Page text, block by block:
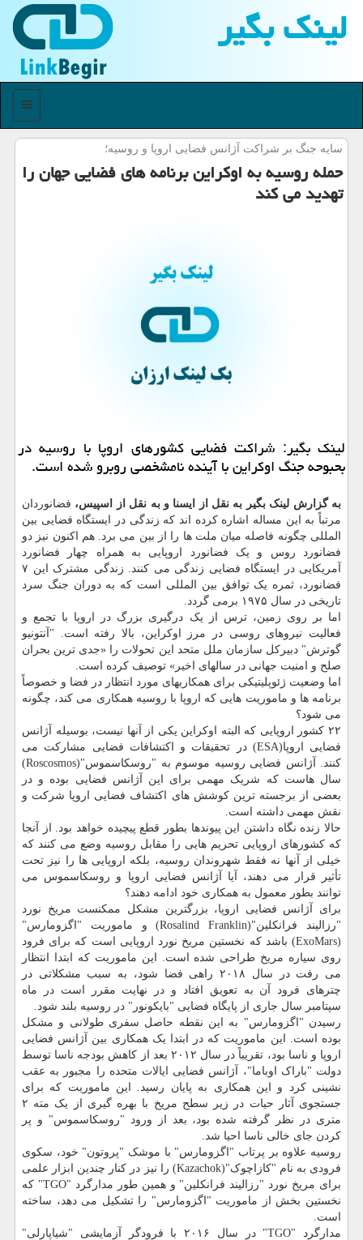
لینك بگیر
منو
سایه جنگ بر شراكت آژانس فضایی اروپا و روسیه؛
حمله روسیه به اوکراین برنامه های فضایی جهان را
تهدید می کند
لینک بگیر: شراکت فضایی کشورهای اروپا با روسیه در
بحبوحه جنگ اوکراین با آینده نامشخصی روبرو شده است.
به گزارش لینک بگیر به نقل از ایسنا و به نقل از اسپیس، فضانوردان
مرتباً به این مساله اشاره کرده اند که زندگی در ایستگاه فضایی بین
المللی چگونه فاصله میان ملت ها را از بین می برد. هم اکنون نیز دو
فضانورد روس و یک فضانورد اروپایی به همراه چهار فضانورد
آمریکایی در ایستگاه فضایی زندگی می کنند. زندگی مشترک این ۷
فضانورد، ثمره یک توافق بین المللی است که به دوران جنگ سرد
تاریخی در سال ۱۹۷۵ برمی گردد.
اما بر روی زمین، ترس از یک درگیری بزرگ در اروپا با تجمع و
فعالیت نیروهای روسی در مرز اوکراین، بالا رفته است. "آنتونیو
گوترش" دبیرکل سازمان ملل متحد این تحولات را «جدی ترین بحران
صلح و امنیت جهانی در سالهای اخیر» توصیف کرده است.
اما وضعیت ژئوپلیتیکی برای همکاریهای مورد انتظار در فضا و خصوصاً
برنامه ها و ماموریت هایی که اروپا با روسیه همکاری می کند، چگونه
می شود؟
۲۲ کشور اروپایی که البته اوکراین یکی از آنها نیست، بوسیله آژانس
فضایی اروپا(ESA) در تحقیقات و اکتشافات فضایی مشارکت می
کنند. آژانس فضایی روسیه موسوم به "روسکاسموس"(Roscosmos)
سال هاست که شریک مهمی برای این آژانس فضایی بوده و در
بعضی از برجسته ترین کوشش های اکتشاف فضایی اروپا شرکت و
نقش مهمی داشته است.
حالا زنده نگاه داشتن این پیوندها بطور قطع پیچیده خواهد بود. از آنجا
که کشورهای اروپایی تحریم هایی را مقابل روسیه وضع می کنند که
خیلی از آنها نه فقط شهروندان روسیه، بلکه اروپایی ها را نیز تحت
تأثیر قرار می دهند، آیا آژانس فضایی اروپا و روسکاسموس می
توانند بطور معمول به همکاری خود ادامه دهند؟
برای آژانس فضایی اروپا، بزرگترین مشکل ممکنست مریخ نورد
"رزالیند فرانکلین"(Rosalind Franklin) و ماموریت "اگزومارس"
(ExoMars) باشد که نخستین مریخ نورد اروپایی است که برای فرود
روی سیاره مریخ طراحی شده است. این ماموریت که ابتدا انتظار
می رفت در سال ۲۰۱۸ راهی فضا شود، به سبب مشکلاتی در
چترهای فرود آن به تعویق افتاد و در نهایت مقرر است در ماه
سپتامبر سال جاری از پایگاه فضایی "بایکونور" در روسیه بلند شود.
رسیدن "اگزومارس" به این نقطه حاصل سفری طولانی و مشکل
بوده است. این ماموریت که در ابتدا یک همکاری بین آژانس فضایی
اروپا و ناسا بود، تقریباً در سال ۲۰۱۲ بعد از کاهش بودجه ناسا توسط
دولت "باراک اوباما"، آژانس فضایی ایالات متحده را مجبور به عقب
نشینی کرد و این همکاری به پایان رسید. این ماموریت که برای
جستجوی آثار حیات در زیر سطح مریخ با بهره گیری از یک مته ۲
متری در نظر گرفته شده بود، بعد از ورود "روسکاسموس" و پر
کردن جای خالی ناسا احیا شد.
روسیه علاوه بر پرتاب "اگزومارس" با موشک "پروتون" خود، سکوی
فرودی به نام "کازاچوک"(Kazachok) را نیز در کنار چندین ابزار علمی
برای مریخ نورد "رزالیند فرانکلین" و همین طور مدارگرد "TGO" که
نخستین بخش از ماموریت "اگزومارس" را تشکیل می دهد، ساخته
است.
مدارگرد "TGO" در سال ۲۰۱۶ با فرودگر آزمایشی "شیاپارلی"